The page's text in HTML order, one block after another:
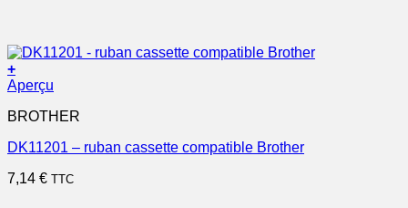
+
Aperçu
BROTHER
DK11201 – ruban cassette compatible Brother
7,14 € TTC